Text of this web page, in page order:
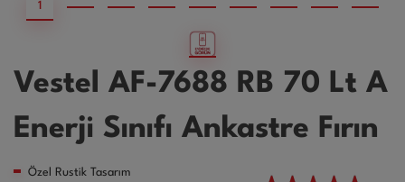
1
Vestel AF-7688 RB 70 Lt A
Enerji Sınıfı Ankastre Fırın
Özel Rustik Tasarım